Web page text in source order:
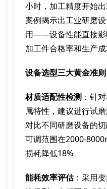
小时，加工精度开始
案例揭示出工业研磨
用——设备性能直接影
加工件合格率和生产成
设备选型三大黄金准则
材质适配性检测 ：针
属特性，建议进行试
对比不同研磨设备的
可调范围在2000-
损耗降低18%
能耗效率评估：采用